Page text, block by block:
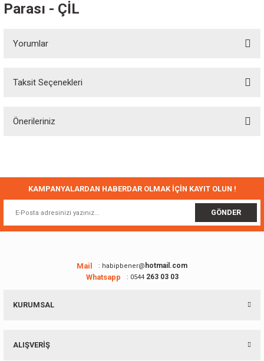
Parası - ÇİL
Yorumlar
Taksit Seçenekleri
Önerileriniz
Ürün resmi kalitesiz, bozuk veya görüntülenemiyor.
Ürün fiyatı diğer sitelerden daha pahalı.
Bu ürüne benzer farklı alternatifler olmalı.
KAMPANYALARDAN HABERDAR OLMAK İÇİN KAYIT OLUN !
GÖNDER
Mail : habipbener@ hotmail.com
Whatsapp : 0544263 03 03
KURUMSAL
ALIŞVERİŞ